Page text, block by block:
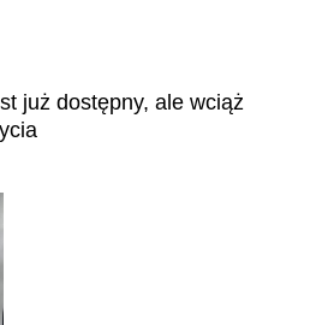
już dostępny, ale wciąż